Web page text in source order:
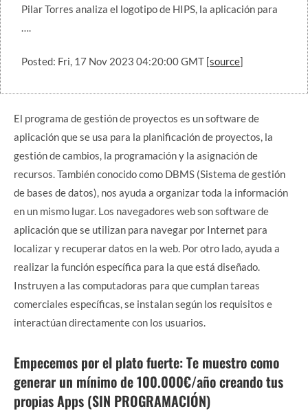
Pilar Torres analiza el logotipo de HIPS, la aplicación para
….
Posted: Fri, 17 Nov 2023 04:20:00 GMT [source]
El programa de gestión de proyectos es un software de
aplicación que se usa para la planificación de proyectos, la
gestión de cambios, la programación y la asignación de
recursos. También conocido como DBMS (Sistema de gestión
de bases de datos), nos ayuda a organizar toda la información
en un mismo lugar. Los navegadores web son software de
aplicación que se utilizan para navegar por Internet para
localizar y recuperar datos en la web. Por otro lado, ayuda a
realizar la función específica para la que está diseñado.
Instruyen a las computadoras para que cumplan tareas
comerciales específicas, se instalan según los requisitos e
interactúan directamente con los usuarios.
Empecemos por el plato fuerte: Te muestro como
generar un mínimo de 100.000€/año creando tus
propias Apps (SIN PROGRAMACIÓN)